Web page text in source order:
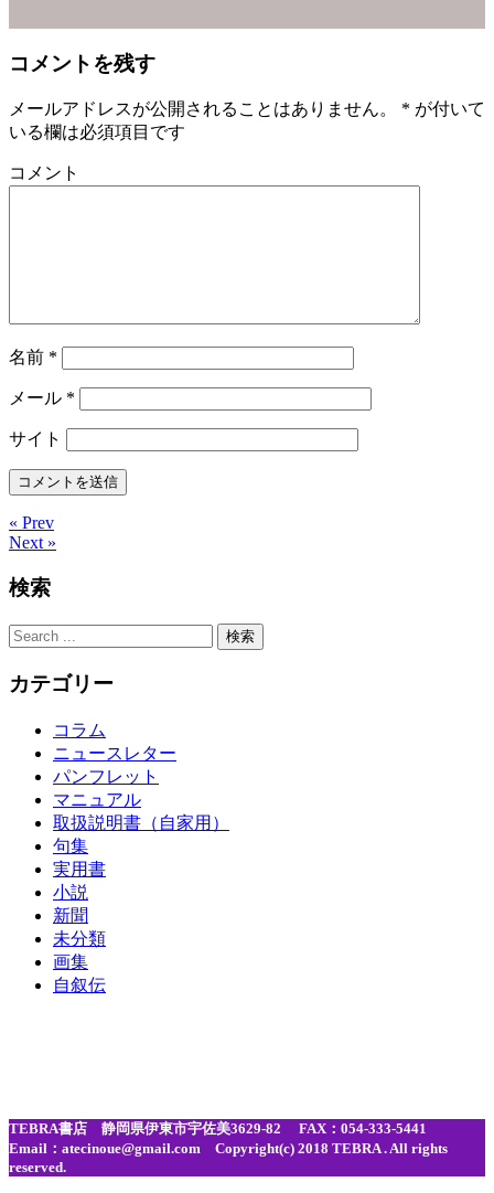
コメントを残す
メールアドレスが公開されることはありません。 * が付いて
いる欄は必須項目です
コメント
名前 *
メール *
サイト
« Prev
Next »
検索
カテゴリー
コラム
ニュースレター
パンフレット
マニュアル
取扱説明書（自家用）
句集
実用書
小説
新聞
未分類
画集
自叙伝
TEBRA書店 静岡県伊東市宇佐美3629-82 FAX：054-333-5441
Email：atecinoue@gmail.com Copyright(c) 2018 TEBRA . All rights
reserved.